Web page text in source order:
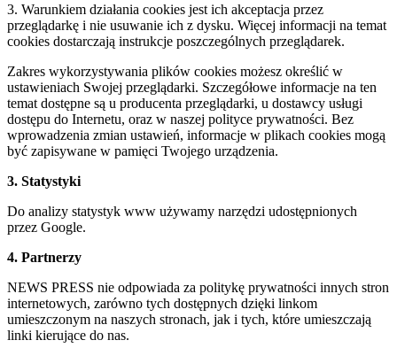
3. Warunkiem działania cookies jest ich akceptacja przez
przeglądarkę i nie usuwanie ich z dysku. Więcej informacji na temat
cookies dostarczają instrukcje poszczególnych przeglądarek.
Zakres wykorzystywania plików cookies możesz określić w
ustawieniach Swojej przeglądarki. Szczegółowe informacje na ten
temat dostępne są u producenta przeglądarki, u dostawcy usługi
dostępu do Internetu, oraz w naszej polityce prywatności. Bez
wprowadzenia zmian ustawień, informacje w plikach cookies mogą
być zapisywane w pamięci Twojego urządzenia.
3. Statystyki
Do analizy statystyk www używamy narzędzi udostępnionych
przez Google.
4. Partnerzy
NEWS PRESS nie odpowiada za politykę prywatności innych stron
internetowych, zarówno tych dostępnych dzięki linkom
umieszczonym na naszych stronach, jak i tych, które umieszczają
linki kierujące do nas.